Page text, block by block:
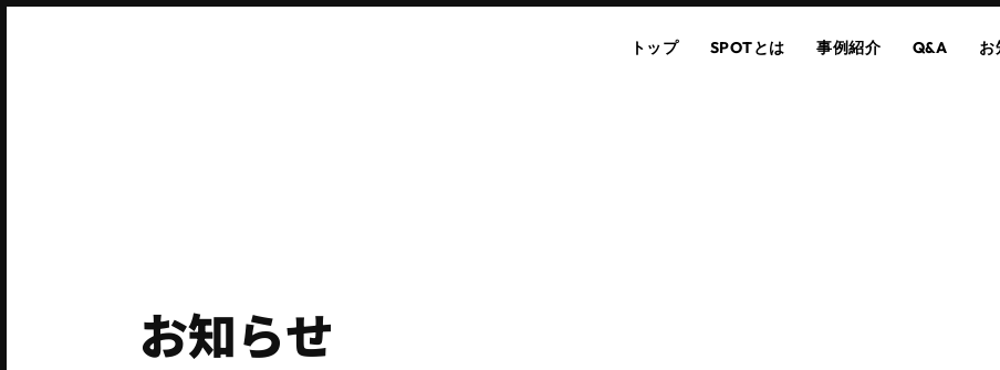
トップ SPOTとは 事例紹介 Q&A お
お知らせ